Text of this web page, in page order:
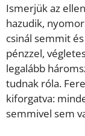
Ismerjük az
hazudik,
csinál semmit
pénzzel,
legalább
tudnak róla.
kiforgatva:
semmivel sem